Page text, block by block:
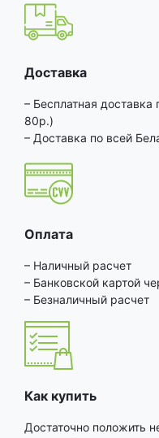
Доставка
– Бесплатная
80р.)
– Доставка по всей
Оплата
– Наличный расчет
– Банковской картой
– Безналичный расчет
Как купить
Достаточно положить